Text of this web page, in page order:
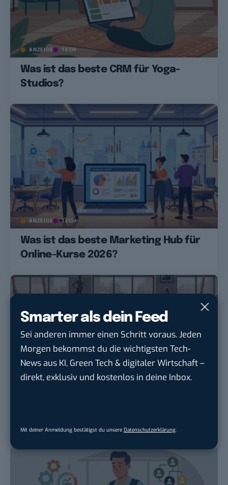
Smarter als dein Feed
Sei anderen immer einen Schritt voraus. Jeden
Morgen bekommst du die wichtigsten Tech-
News aus KI, Green Tech & digitaler Wirtschaft –
direkt, exklusiv und kostenlos in deine Inbox.
Mit deiner Anmeldung bestätigst du unsere Datenschutzerklärung
ANZEIGE TECH
Was ist das beste CRM für Yoga-
Studios?
ANZEIGE TECH
Was ist das beste Marketing Hub für
Online-Kurse 2026?
Agenturen?